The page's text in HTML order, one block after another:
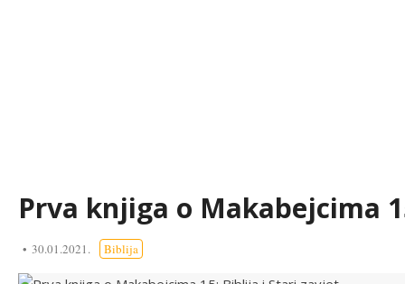
Prva knjiga o Makabejcima
30.01.2021. Biblija